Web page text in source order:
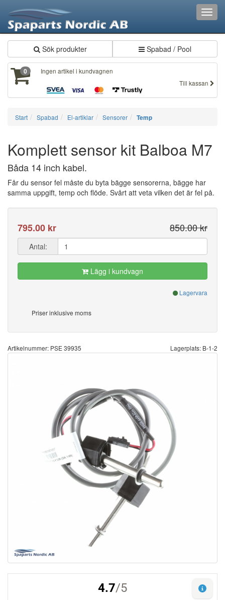
Sök produkter Spabad / Pool
0
Ingen artikel i kundvagnen
Till kassan
Start Spabad El-artiklar Sensorer Temp
Komplett sensor kit Balboa M7
Båda 14 inch kabel.
Får du sensor fel måste du byta bägge sensorerna, bägge har
samma uppgift, temp och flöde. Svårt att veta vilken det är fel på.
795.00 kr 850.00 kr
Antal:
Lägg i kundvagn
Lagervara
Priser inklusive moms
Artikelnummer: PSE 39935 Lagerplats: B-1-2